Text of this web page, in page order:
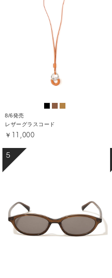
8/6発売
レザーグラスコード
￥11,000
5